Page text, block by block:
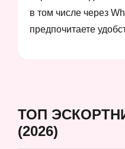
в том числе через
предпочитаете
ТОП
(2026)